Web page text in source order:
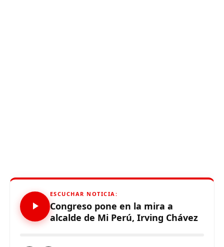
ESCUCHAR NOTICIA:
Congreso pone en la mira a
alcalde de Mi Perú, Irving Chávez